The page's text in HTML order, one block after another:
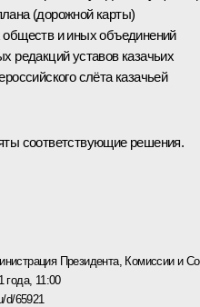
(дорожной карты)
обществ и иных объединений
редакций уставов казачьих
слёта казачьей
соответствующие решения.
Президента, Комиссии и
года, 11:00
d/65921